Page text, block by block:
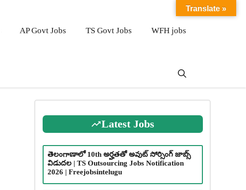
AP Govt Jobs TS Govt Jobs WFH jobs
Latest Jobs
తెలంగాణాలో 10th అర్హతతో అవుట్ సోర్సింగ్ జాబ్స్
విడుదల | TS Outsourcing Jobs Notification
2026 | Freejobsintelugu
Translate »